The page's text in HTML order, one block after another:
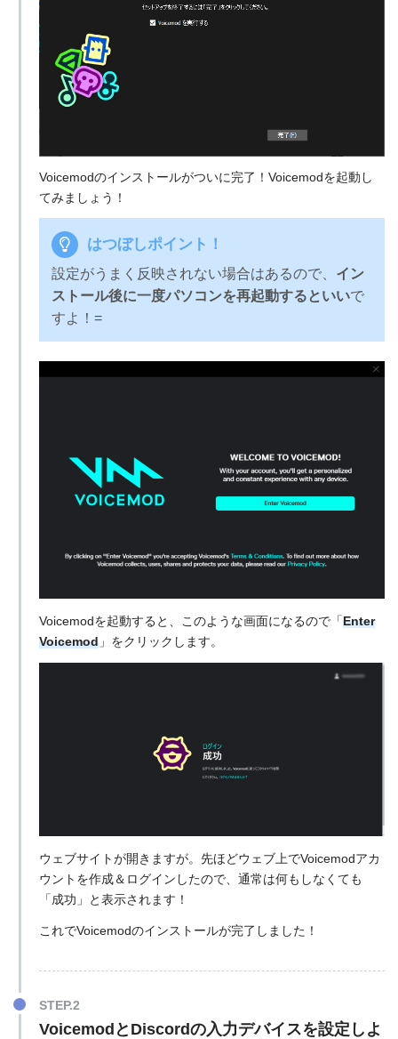
Voicemodのインストールがついに完了！Voicemodを起動し
てみましょう！
はつぼしポイント！
設定がうまく反映されない場合はあるので、 イン
ストール後に一度パソコンを再起動するといいで
すよ！=
Voicemodを起動すると、このような画面になるので「Enter
Voicemod」をクリックします。
ウェブサイトが開きますが。先ほどウェブ上でVoicemodアカ
ウントを作成＆ログインしたので、通常は何もしなくても
「成功」と表示されます！
これでVoicemodのインストールが完了しました！
VoicemodとDiscordの入力デバイスを設定しよ